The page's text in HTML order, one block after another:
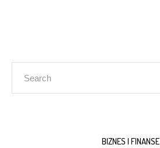
BIZNES I FINANSE